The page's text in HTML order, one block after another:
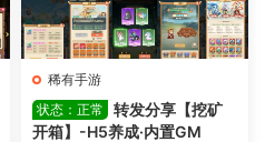
稀有手游
状态：正常
转发分享【挖矿
开箱】-H5养成·内置GM